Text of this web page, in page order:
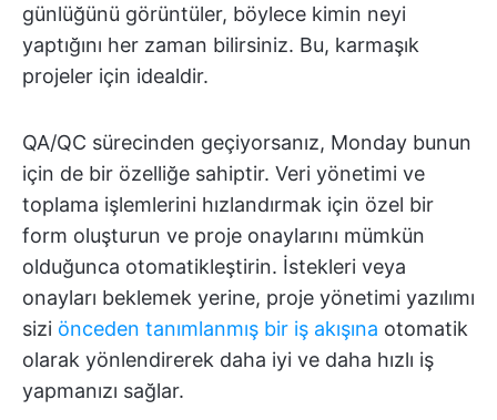
günlüğünü görüntüler, böylece kimin neyi
yaptığını her zaman bilirsiniz. Bu, karmaşık
projeler için idealdir.
QA/QC sürecinden geçiyorsanız, Monday bunun
için de bir özelliğe sahiptir. Veri yönetimi ve
toplama işlemlerini hızlandırmak için özel bir
form oluşturun ve proje onaylarını mümkün
olduğunca otomatikleştirin. İstekleri veya
onayları beklemek yerine, proje yönetimi yazılımı
sizi önceden tanımlanmış bir iş akışına otomatik
olarak yönlendirerek daha iyi ve daha hızlı iş
yapmanızı sağlar.